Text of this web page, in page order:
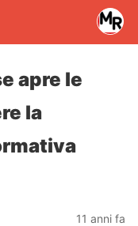
apre le
la
11 anni fa